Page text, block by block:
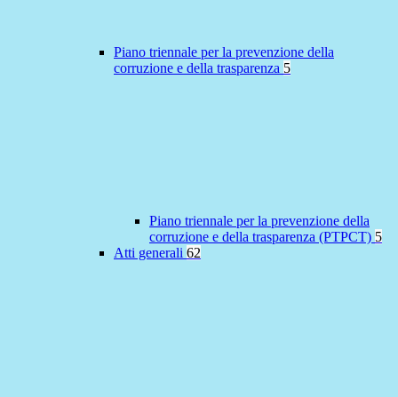
Piano triennale per la prevenzione della
corruzione e della trasparenza 5
Piano triennale per la prevenzione della
corruzione e della trasparenza (PTPCT) 5
Atti generali 62